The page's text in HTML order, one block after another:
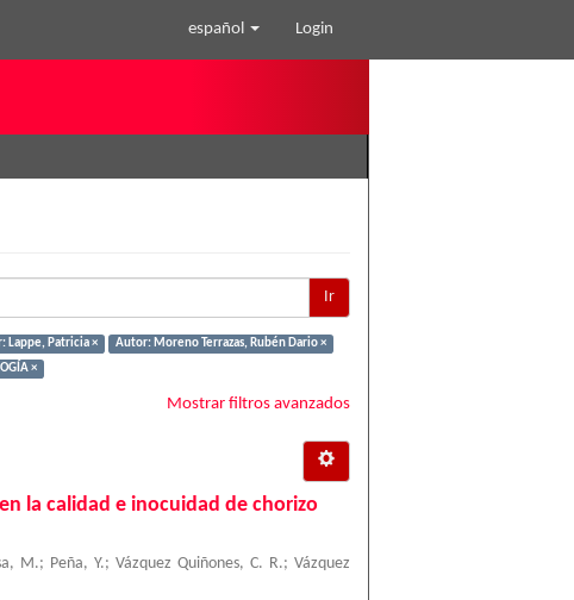
español Login
Ir
Lappe, Patricia ×
Autor: Moreno Terrazas, Rubén Dario ×
×
Mostrar filtros avanzados
la calidad e inocuidad de chorizo
M.; Peña, Y.;Vázquez Quiñones, C. R.;Vázquez